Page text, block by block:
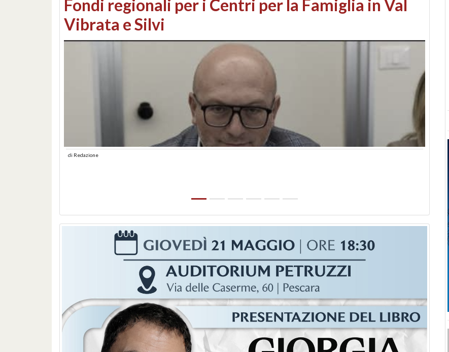
Montesilvano, sequestrato un chiosco sul
lungomare: contestati abusi edilizi e occupazione
abusiva